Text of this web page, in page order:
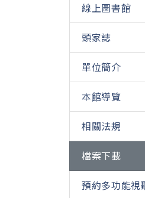
線上圖書館
頭家誌
單位簡介
本館導覽
相關法規
檔案下載
預約多功能視